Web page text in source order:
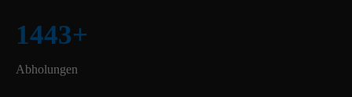
1443+
Abholungen